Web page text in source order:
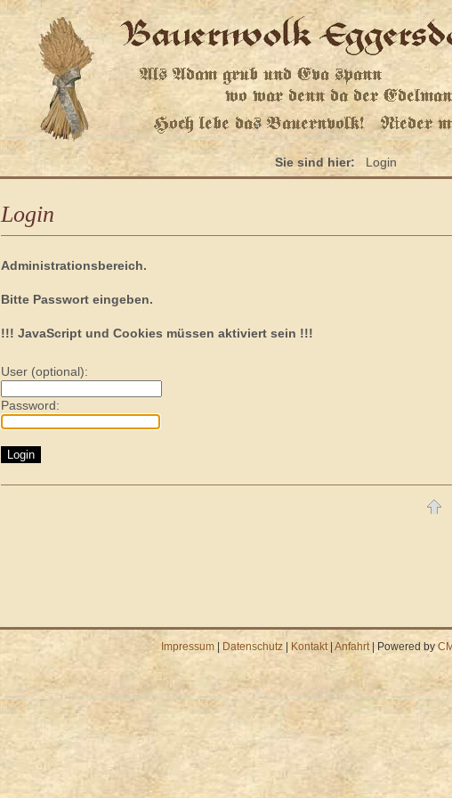
Sie sind hier: Login
Login
Administrationsbereich.
Bitte Passwort eingeben.
!!! JavaScript und Cookies müssen aktiviert sein !!!
User (optional):
Password:
Impressum Datenschutz Kontakt| Anfahrt| Powered by